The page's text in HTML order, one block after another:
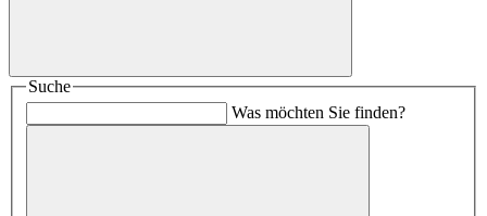
Suche
Was möchten Sie finden?